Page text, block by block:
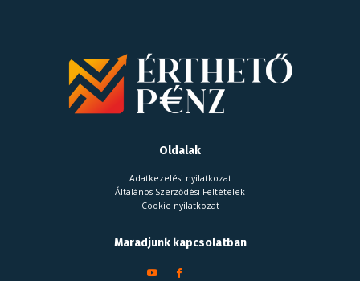
Oldalak
Adatkezelési nyilatkozat
Általános Szerződési Feltételek
Cookie nyilatkozat
Maradjunk kapcsolatban